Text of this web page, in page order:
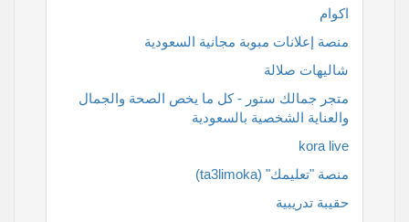
اكوام
منصة إعلانات مبوبة مجانية السعودية
شاليهات صلالة
متجر جمالك ستور - كل ما يخص الصحة والجمال
والعناية الشخصية بالسعودية
kora live
منصة "تعليمك" (ta3limoka)
حقيبة تدريبية